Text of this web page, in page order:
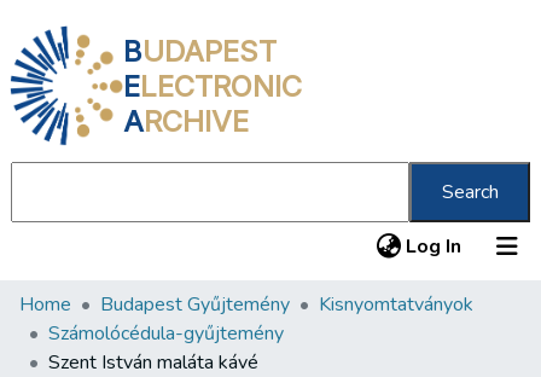
BUDAPEST
ELECTRONIC
ARCHIVE
Search
Log In (current)
Communities & Collections
All of DSpace
Home Budapest Gyűjtemény
Kisnyomtatványok
Számolócédula-gyűjtemény
Szent István maláta kávé